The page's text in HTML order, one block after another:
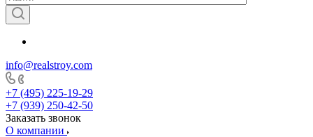
info@realstroy.com
+7 (495) 225-19-29
+7 (939) 250-42-50
Заказать звонок
О компании